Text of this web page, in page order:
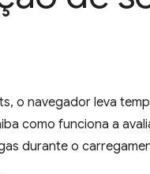
o navegador leva
como funciona a
durante o